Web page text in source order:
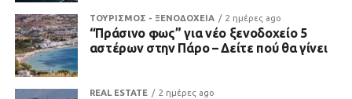
ΤΟΥΡΙΣΜΟΣ - ΞΕΝΟΔΟΧΕΙΑ 2 ημέρες ago
“Πράσινο φως” για νέο ξενοδοχείο 5
αστέρων στην Πάρο – Δείτε πού θα γίνει
REAL ESTATE 2 ημέρες ago